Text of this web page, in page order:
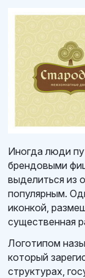
Иногда люди
брендовыми
выделиться из
популярным.
иконкой,
существенная
Логотипом
который
структурах,